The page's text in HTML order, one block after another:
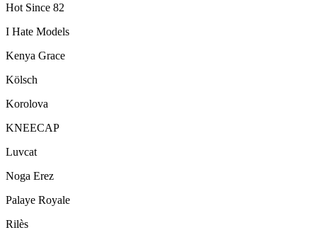
Hot Since 82
I Hate Models
Kenya Grace
Kölsch
Korolova
KNEECAP
Luvcat
Noga Erez
Palaye Royale
Rilès